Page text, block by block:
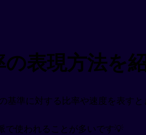
表現方法を
基準に対する比率や速度を表すと
で使われることが多いです💡